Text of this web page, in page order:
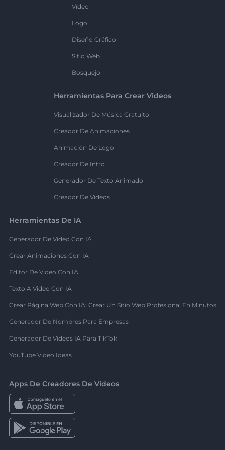
Vídeo
Logo
Diseño Gráfico
Sitio Web
Bosquejo
Herramientas Para Crear Videos
Visualizador De Música Gratuito
Creador De Animaciones
Animación De Logo
Creador De Intro
Generador De Texto Animado
Creador De Videos
Herramientas De IA
Generador De Video Con IA
Crear Animaciones Con IA
Editor De Video Con IA
Texto A Video Con IA
Crear Página Web Con IA: Crear Un Sitio Web Profesional En Minutos
Generador De Nombres Para Empresas
Generador De Videos IA Para TikTok
YouTube Video Ideas
Apps De Creadores De Videos